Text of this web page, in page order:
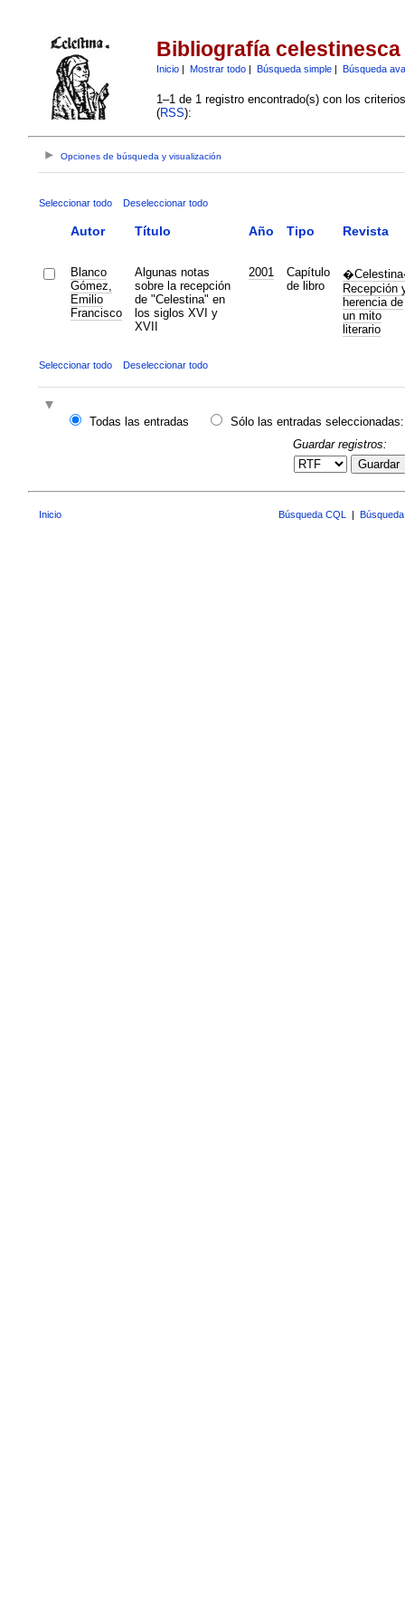
Bibliografía celestinesca
Inicio| Mostrar todo| Búsqueda simple| Búsqueda
1–1 de 1 registro encontrado(s) con los
(RSS):
Opciones de búsqueda y visualización
Seleccionar todo Deseleccionar todo
Autor Título Año Tipo Revista
Blanco
Gómez,
Emilio
Francisco
Algunas notas
sobre la recepción
de "Celestina" en
los siglos XVI y
XVII
2001
Capítulo
de libro
Recepción
herencia de
un mito
literario
Seleccionar todo Deseleccionar todo
Todas las entradas
Sólo las entradas seleccionadas:
Guardar registros:
Guardar
Inicio Búsqueda CQL